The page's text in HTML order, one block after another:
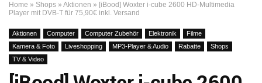
Home » Shops » Aktionen » [iBood] Woxter i-cube 2600 HD-Multimedia
Player mit DVB-T für 75,90€ inkl. Versand
Aktionen Computer Computer Zubehör Elektronik
Filme
Kamera & Foto
Liveshopping MP3-Player & Audio Rabatte
Shops
TV & Video